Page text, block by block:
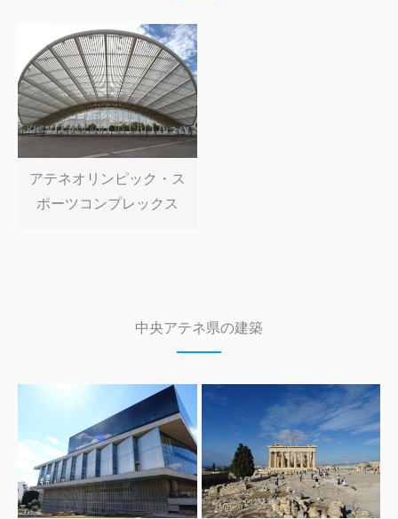
アテネオリンピック・ス
ポーツコンプレックス
中央アテネ県の建築